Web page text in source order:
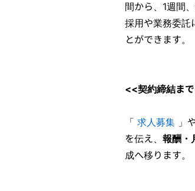
間から、1週間
採用や業務委託
とができます。
<<契約締結ま
「 求人募集 」
を伝え、 報酬・
成へ移ります。